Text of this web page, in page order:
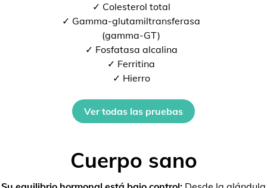
✓ Colesterol total
✓ Gamma-glutamiltransferasa
(gamma-GT)
✓ Fosfatasa alcalina
✓ Ferritina
✓ Hierro
Ver todas las pruebas
Cuerpo sano